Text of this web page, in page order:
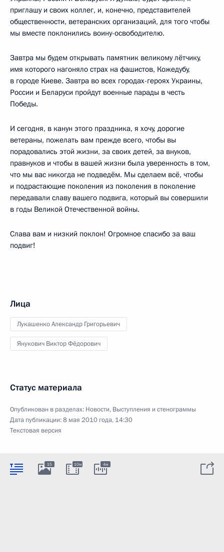
приглашу и своих коллег, и, конечно, представителей
общественности, ветеранских организаций, для того чтобы
мы вместе поклонились воину-освободителю.
Завтра мы будем открывать памятник великому лётчику,
имя которого нагоняло страх на фашистов, Кожедубу,
в городе Киеве. Завтра во всех городах-героях Украины,
России и Беларуси пройдут военные парады в честь
Победы.
И сегодня, в канун этого праздника, я хочу, дорогие
ветераны, пожелать вам прежде всего, чтобы вы
порадовались этой жизни, за своих детей, за внуков,
правнуков и чтобы в вашей жизни была уверенность в том,
что мы вас никогда не подведём. Мы сделаем всё, чтобы
и подрастающие поколения из поколения в поколение
передавали славу вашего подвига, который вы совершили
в годы Великой Отечественной войны.
Слава вам и низкий поклон! Огромное спасибо за ваш
подвиг!
Лица
Лукашенко Александр Григорьевич
Янукович Виктор Фёдорович
Статус материала
Опубликован в разделах: Новости, Выступления и стенограммы
Дата публикации:8 мая 2010 года, 14:30
Текстовая версия
15 10м 4м